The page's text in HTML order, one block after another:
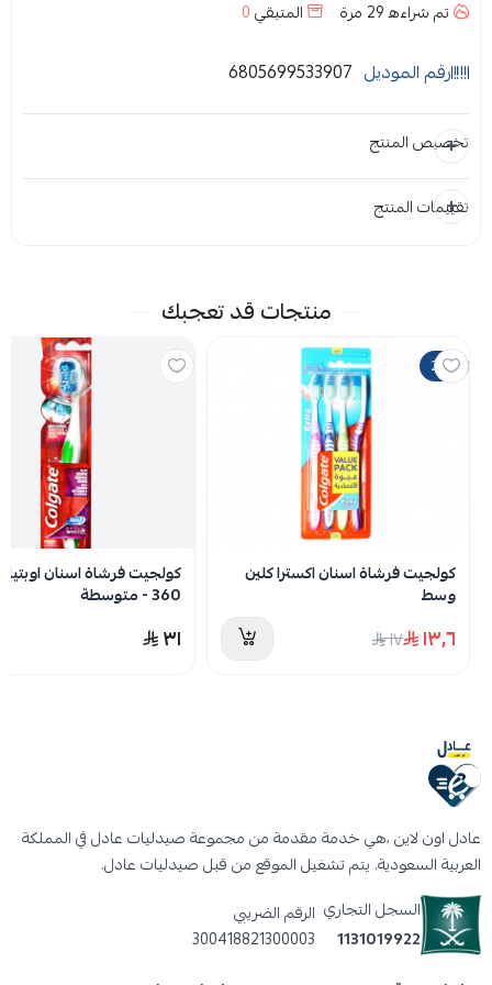
تم شراءه29مرة المتبقي0
رقم الموديل 6805699533907
تخصيص المنتج
المرفقات
اسحب و افلت الملف هنا
تقييمات المنتج
لا توجد تقييمات حاليا
منتجات قد تعجبك
20%
كولجيت فرشاة اسنان اكسترا كلين
وسط
١٣٫٦ ١٧
كولجيت فرشاة اسنان
360 - متوسطة
٣١
عادل اون لاين ،هي خدمة مقدمة من مجموعة صيدليات عادل في المملكة
العربية السعودية. يتم تشغيل الموقع من قبل صيدليات عادل.
السجل التجاري
1131019922
الرقم الضريبي
300418821300003